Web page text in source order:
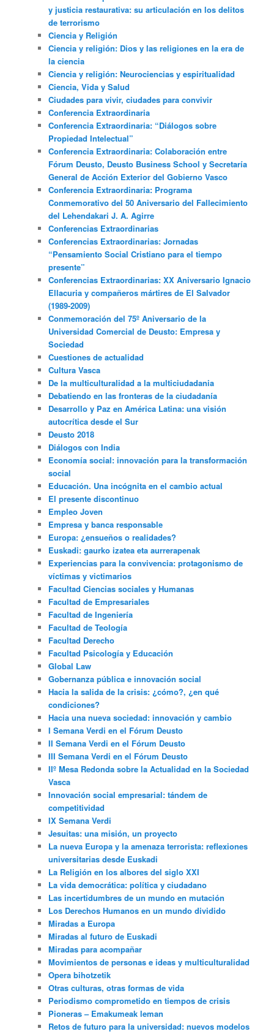
y justicia restaurativa: su articulación en los delitos
de terrorismo
Ciencia y Religión
Ciencia y religión: Dios y las religiones en la era de
la ciencia
Ciencia y religión: Neurociencias y espiritualidad
Ciencia, Vida y Salud
Ciudades para vivir, ciudades para convivir
Conferencia Extraordinaria
Conferencia Extraordinaria: “Diálogos sobre
Propiedad Intelectual”
Conferencia Extraordinaria: Colaboración entre
Fórum Deusto, Deusto Business School y Secretaría
General de Acción Exterior del Gobierno Vasco
Conferencia Extraordinaria: Programa
Conmemorativo del 50 Aniversario del Fallecimiento
del Lehendakari J. A. Agirre
Conferencias Extraordinarias
Conferencias Extraordinarias: Jornadas
“Pensamiento Social Cristiano para el tiempo
presente”
Conferencias Extraordinarias: XX Aniversario Ignacio
Ellacuria y compañeros mártires de El Salvador
(1989-2009)
Conmemoración del 75º Aniversario de la
Universidad Comercial de Deusto: Empresa y
Sociedad
Cuestiones de actualidad
Cultura Vasca
De la multiculturalidad a la multiciudadania
Debatiendo en las fronteras de la ciudadanía
Desarrollo y Paz en América Latina: una visión
autocrítica desde el Sur
Deusto 2018
Diálogos con India
Economía social: innovación para la transformación
social
Educación. Una incógnita en el cambio actual
El presente discontinuo
Empleo Joven
Empresa y banca responsable
Europa: ¿ensueños o realidades?
Euskadi: gaurko izatea eta aurrerapenak
Experiencias para la convivencia: protagonismo de
víctimas y victimarios
Facultad Ciencias sociales y Humanas
Facultad de Empresariales
Facultad de Ingeniería
Facultad de Teología
Facultad Derecho
Facultad Psicología y Educación
Global Law
Gobernanza pública e innovación social
Hacia la salida de la crisis: ¿cómo?, ¿en qué
condiciones?
Hacia una nueva sociedad: innovación y cambio
I Semana Verdi en el Fórum Deusto
II Semana Verdi en el Fórum Deusto
III Semana Verdi en el Fórum Deusto
IIº Mesa Redonda sobre la Actualidad en la Sociedad
Vasca
Innovación social empresarial: tándem de
competitividad
IX Semana Verdi
Jesuitas: una misión, un proyecto
La nueva Europa y la amenaza terrorista: reflexiones
universitarias desde Euskadi
La Religión en los albores del siglo XXI
La vida democrática: política y ciudadano
Las incertidumbres de un mundo en mutación
Los Derechos Humanos en un mundo dividido
Miradas a Europa
Miradas al futuro de Euskadi
Miradas para acompañar
Movimientos de personas e ideas y multiculturalidad
Opera bihotzetik
Otras culturas, otras formas de vida
Periodismo comprometido en tiempos de crisis
Pioneras – Emakumeak leman
Retos de futuro para la universidad: nuevos modelos